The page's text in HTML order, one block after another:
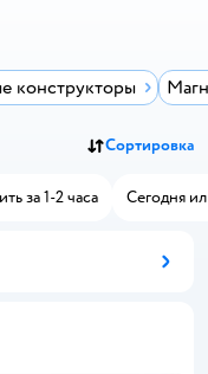
конструкторы
Сортировка
за 1-2 часа Сегодня